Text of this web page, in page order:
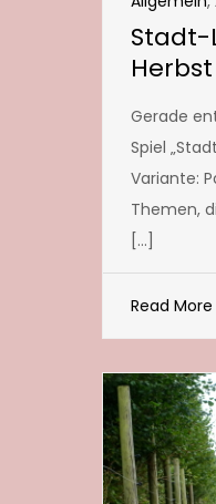
Stadt-
Herbst
Gerade
Spiel
Variante:
Themen,
[…]
Read More